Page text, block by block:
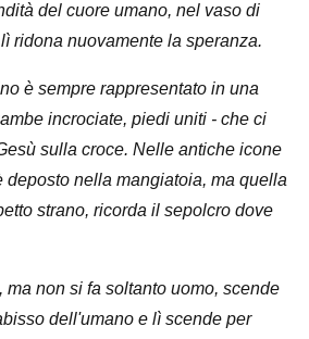
del cuore umano, nel vaso di
ridona nuovamente la speranza.
è sempre rappresentato in una
incrociate, piedi uniti - che ci
sulla croce. Nelle antiche icone
deposto nella mangiatoia, ma quella
strano, ricorda il sepolcro dove
ma non si fa soltanto uomo, scende
dell'umano e lì scende per